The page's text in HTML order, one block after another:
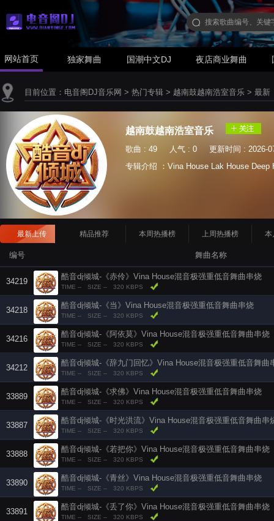
网站首页 独家舞曲 国潮中文DJ 夜店商业舞曲
目前位置： 电音阁DJ音乐网 > 热门专辑 > 越南鼓越南浩室音乐 > 最新
越南鼓越南浩室音乐
歌曲 : 49 人气 : 0 更新时间 : 2026-
专辑介绍 ：Vina House Lak House Deep
最新上传 精品推荐 本周热播榜 上周热播榜 本
编号 舞曲名称
34219
酷音dj倾城-《赤伶》Vina House混音极强重低音舞曲串烧
TIME -- SIZE -- 320 KBPS
34218
酷音dj倾城-《当》Vina House混音极强重低音舞曲串烧
TIME -- SIZE -- 320 KBPS
34216
酷音dj倾城-《阿依莫》Vina House混音极强重低音舞曲串烧
TIME -- SIZE -- 320 KBPS
34212
酷音dj倾城-《辞九门回忆》Vina House混音极强重低音舞曲
TIME -- SIZE -- 320 KBPS
33889
酷音dj倾城-《求佛》Vina House混音极强重低音舞曲串烧
TIME -- SIZE -- 320 KBPS
33887
酷音dj倾城-《时光洪流》Vina House混音极强重低音舞曲串
TIME -- SIZE -- 320 KBPS
33888
酷音dj倾城-《若把你》Vina House混音极强重低音舞曲串烧
TIME -- SIZE -- 320 KBPS
33890
酷音dj倾城-《青丝》Vina House混音极强重低音舞曲串烧
TIME -- SIZE -- 320 KBPS
33891
酷音dj倾城-《丢了你》Vina House混音极强重低音舞曲串烧
TIME -- SIZE -- 320 KBPS